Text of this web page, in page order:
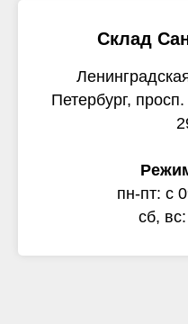
Склад
Петербург,
пн-пт: с
сб,